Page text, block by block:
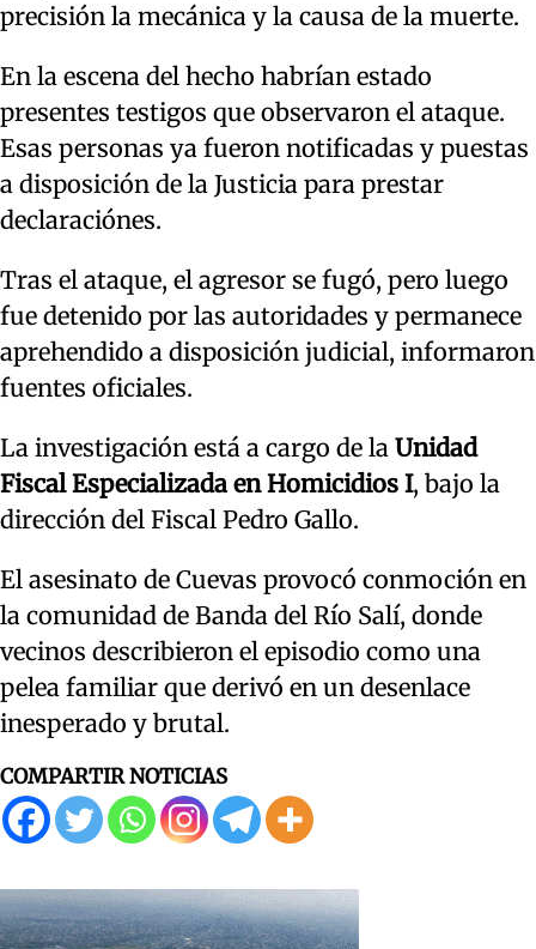
precisión la mecánica y la causa de la muerte.
En la escena del hecho habrían estado
presentes testigos que observaron el ataque.
Esas personas ya fueron notificadas y puestas
a disposición de la Justicia para prestar
declaraciónes.
Tras el ataque, el agresor se fugó, pero luego
fue detenido por las autoridades y permanece
aprehendido a disposición judicial, informaron
fuentes oficiales.
La investigación está a cargo de la Unidad
Fiscal Especializada en Homicidios I, bajo la
dirección del Fiscal Pedro Gallo.
El asesinato de Cuevas provocó conmoción en
la comunidad de Banda del Río Salí, donde
vecinos describieron el episodio como una
pelea familiar que derivó en un desenlace
inesperado y brutal.
COMPARTIR NOTICIAS